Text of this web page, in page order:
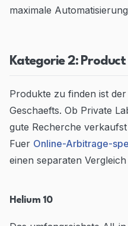
maximale
Kategorie 2: Product
Produkte zu finden ist
Geschaefts. Ob Private
gute Recherche
Fuer Online-Arbitrage-
einen separaten
Helium 10